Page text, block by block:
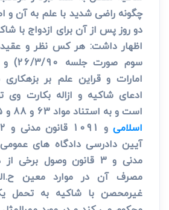
چگونه راضی شدید با علم به آن و
دو روز پس از آن برای ازدواج با
اظهار داشت: هر کس نظر و
سوم
امارات و قراین علم بر
ادعای شاکیه و ازاله بکارت
است و به استناد مواد 63 و 88 و 105
اسلامی
آیین دادرسی دادگاه های
مدنی و 3 قانون وصول
مصرف آن در موارد معین
غیرمحصن با شاکیه به تحمل